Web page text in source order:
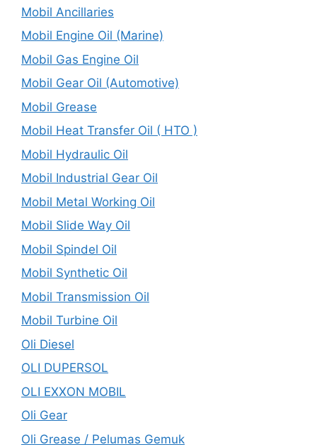
Mobil Ancillaries
Mobil Engine Oil (Marine)
Mobil Gas Engine Oil
Mobil Gear Oil (Automotive)
Mobil Grease
Mobil Heat Transfer Oil ( HTO )
Mobil Hydraulic Oil
Mobil Industrial Gear Oil
Mobil Metal Working Oil
Mobil Slide Way Oil
Mobil Spindel Oil
Mobil Synthetic Oil
Mobil Transmission Oil
Mobil Turbine Oil
Oli Diesel
OLI DUPERSOL
OLI EXXON MOBIL
Oli Gear
Oli Grease / Pelumas Gemuk